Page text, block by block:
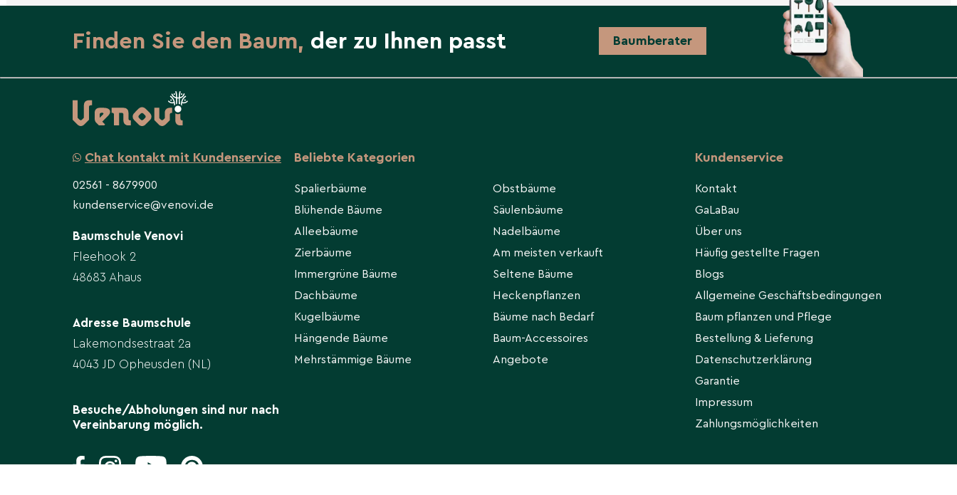
Finden Sie den Baum, der zu Ihnen passt Baumberater
Chat kontakt mit Kundenservice
02561 - 8679900
kundenservice@venovi.de
Baumschule Venovi
Fleehook 2
48683 Ahaus
Adresse Baumschule
Lakemondsestraat 2a
4043 JD Opheusden (NL)
Besuche/Abholungen sind nur nach
Vereinbarung möglich.
Beliebte Kategorien
Spalierbäume
Blühende Bäume
Alleebäume
Zierbäume
Immergrüne Bäume
Dachbäume
Kugelbäume
Hängende Bäume
Mehrstämmige Bäume
Obstbäume
Säulenbäume
Nadelbäume
Am meisten verkauft
Seltene Bäume
Heckenpflanzen
Bäume nach Bedarf
Baum-Accessoires
Angebote
Kundenservice
Kontakt
GaLaBau
Über uns
Häufig gestellte Fragen
Blogs
Allgemeine Geschäftsbedingungen
Baum pflanzen und Pflege
Bestellung & Lieferung
Datenschutzerklärung
Garantie
Impressum
Zahlungsmöglichkeiten